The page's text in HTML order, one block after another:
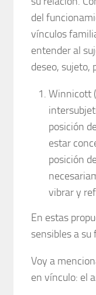
del
vínculos
entender al
deseo, sujeto,
Winnicott
posición
estar
posición
vibrar y
En estas
sensibles a
Voy a
en vínculo: el